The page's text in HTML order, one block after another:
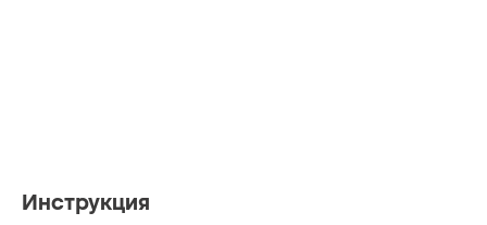
Инструкция